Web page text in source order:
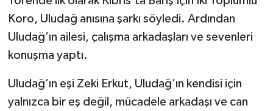
Koro, Uludağ anısına şarkı söyledi. Ardından
Uludağ’ın ailesi, çalışma arkadaşları ve sevenleri
konuşma yaptı.
Uludağ’ın eşi Zeki Erkut, Uludağ’ın kendisi için
yalnızca bir eş değil, mücadele arkadaşı ve can